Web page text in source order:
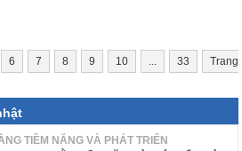
6 7 8 9 10 33
Trang
TIỀM NĂNG VÀ PHÁT TRIỂN